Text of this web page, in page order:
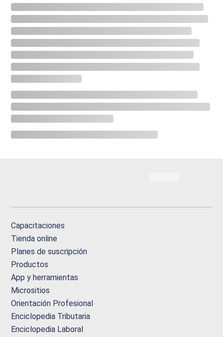
Capacitaciones
Tienda online
Planes de suscripción
Productos
App y herramientas
Micrositios
Orientación Profesional
Enciclopedia Tributaria
Enciclopedia Laboral